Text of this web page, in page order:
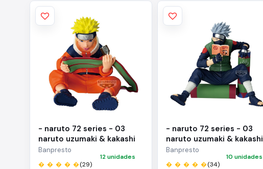
- naruto 72 series - 03
naruto uzumaki & kakashi
hatake(a:naruto uzumaki)
Banpresto
� � � � �(29)
12 unidades
- naruto 72 series - 03
naruto uzumaki & kakashi
hatake(b:kakashi hatake)
Banpresto
� � � � �(34)
10 unidades